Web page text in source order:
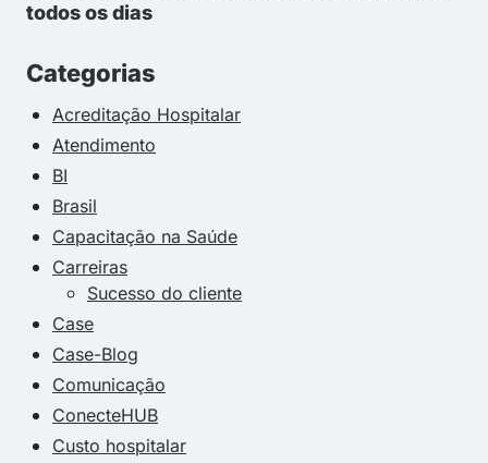
todos os dias
Categorias
Acreditação Hospitalar
Atendimento
BI
Brasil
Capacitação na Saúde
Carreiras
Sucesso do cliente
Case
Case-Blog
Comunicação
ConecteHUB
Custo hospitalar